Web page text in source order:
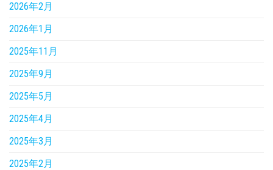
2026年2月
2026年1月
2025年11月
2025年9月
2025年5月
2025年4月
2025年3月
2025年2月